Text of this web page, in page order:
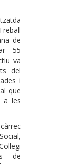
de
55
va
del
i
que
a les
de